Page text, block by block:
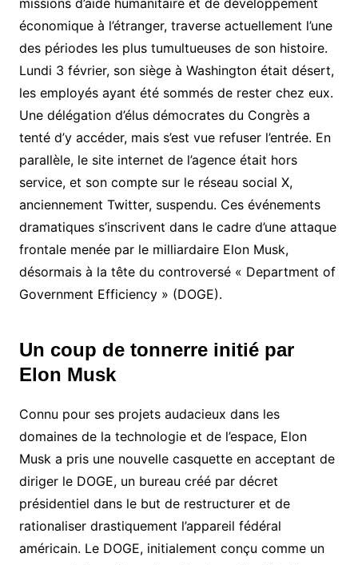
économique à l’étranger, traverse actuellement l’une
des périodes les plus tumultueuses de son histoire.
Lundi 3 février, son siège à Washington était désert,
les employés ayant été sommés de rester chez eux.
Une délégation d’élus démocrates du Congrès a
tenté d’y accéder, mais s’est vue refuser l’entrée. En
parallèle, le site internet de l’agence était hors
service, et son compte sur le réseau social X,
anciennement Twitter, suspendu. Ces événements
dramatiques s’inscrivent dans le cadre d’une attaque
frontale menée par le milliardaire Elon Musk,
désormais à la tête du controversé « Department of
Government Efficiency » (DOGE).
Un coup de tonnerre initié par
Elon Musk
Connu pour ses projets audacieux dans les
domaines de la technologie et de l’espace, Elon
Musk a pris une nouvelle casquette en acceptant de
diriger le DOGE, un bureau créé par décret
présidentiel dans le but de restructurer et de
rationaliser drastiquement l’appareil fédéral
américain. Le DOGE, initialement conçu comme un